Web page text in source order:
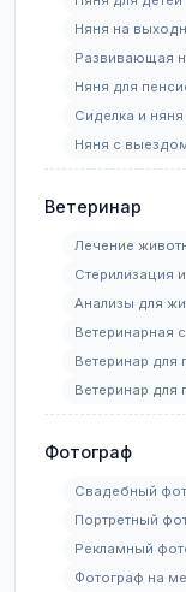
Няня на
Развивающая
Няня для
Сиделка и
Няня с
Ветеринар
Лечение
Стерилизация
Анализы для
Ветеринарная
Ветеринар для
Ветеринар для
Фотограф
Свадебный
Портретный
Рекламный
Фотограф на